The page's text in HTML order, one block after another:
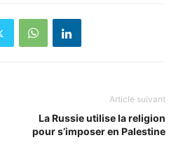
Article suivant
La Russie utilise la religion
pour s’imposer en Palestine